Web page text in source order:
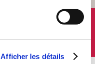
Afficher les détails